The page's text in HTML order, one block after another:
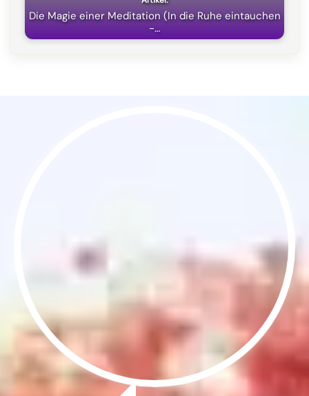
Die Magie einer Meditation (In die Ruhe eintauchen
-…